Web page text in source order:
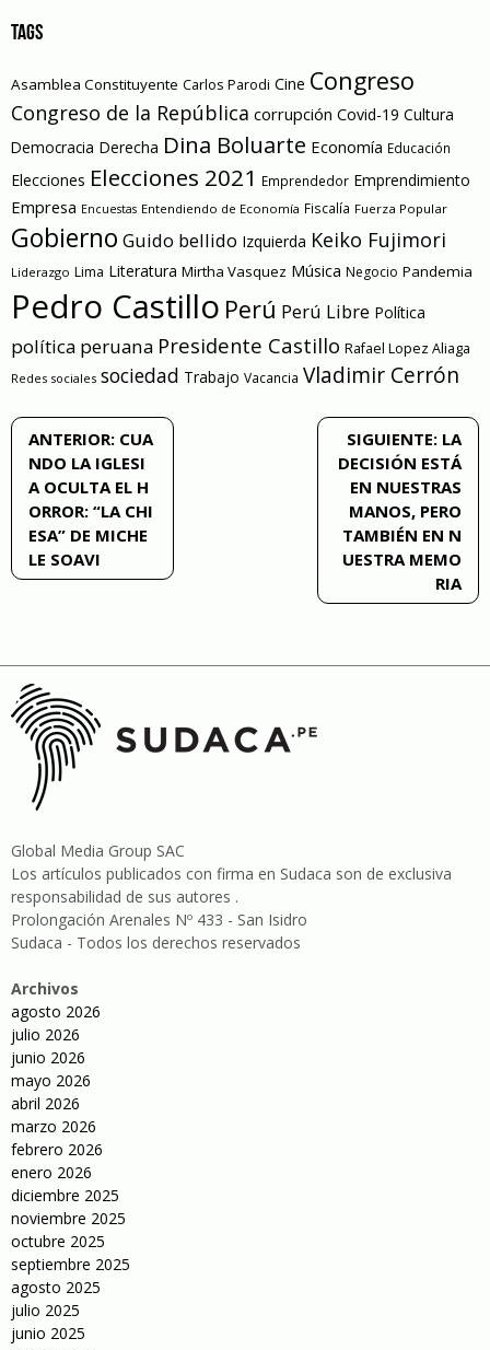
TAGS
Asamblea Constituyente Carlos Parodi Cine Congreso
Congreso de la República corrupción Covid-19 Cultura
Democracia Derecha Dina Boluarte Economía Educación
Elecciones Elecciones 2021 Emprendedor Emprendimiento
Empresa Encuestas Entendiendo de Economía Fiscalía Fuerza Popular
Gobierno Guido bellido Izquierda Keiko Fujimori
Liderazgo Lima Literatura Mirtha Vasquez Música Negocio Pandemia
Pedro Castillo Perú Perú Libre Política
política peruana Presidente Castillo Rafael Lopez Aliaga
Redes sociales sociedad Trabajo Vacancia Vladimir Cerrón
Navegación
de
entradas
ANTERIOR: CUA
NDO LA IGLESI
A OCULTA EL H
ORROR: “LA CHI
ESA” DE MICHE
LE SOAVI
SIGUIENTE: LA
DECISIÓN ESTÁ
EN NUESTRAS
MANOS, PERO
TAMBIÉN EN N
UESTRA MEMO
RIA
Global Media Group SAC
Los artículos publicados con firma en Sudaca son de exclusiva
responsabilidad de sus autores .
Prolongación Arenales Nº 433 - San Isidro
Sudaca - Todos los derechos reservados
Archivos
agosto 2026
julio 2026
junio 2026
mayo 2026
abril 2026
marzo 2026
febrero 2026
enero 2026
diciembre 2025
noviembre 2025
octubre 2025
septiembre 2025
agosto 2025
julio 2025
junio 2025